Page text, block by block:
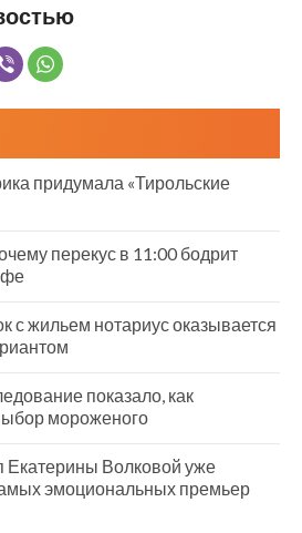
придумала «Тирольские
перекус в 11:00 бодрит
с жильем нотариус оказывается
показало, как
мороженого
Екатерины Волковой уже
эмоциональных премьер